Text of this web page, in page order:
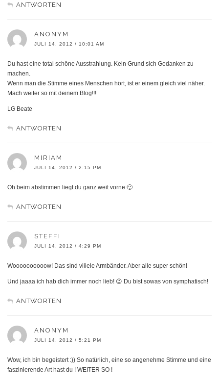
ANTWORTEN
ANONYM
JULI 14, 2012 / 10:01 AM
Du hast eine total schöne Ausstrahlung. Kein Grund sich Gedanken zu
machen.
Wenn man die Stimme eines Menschen hört, ist er einem gleich viel näher.
Mach weiter so mit deinem Blog!!!
LG Beate
ANTWORTEN
MIRIAM
JULI 14, 2012 / 2:15 PM
Oh beim abstimmen liegt du ganz weit vorne 🙂
ANTWORTEN
STEFFI
JULI 14, 2012 / 4:29 PM
Woooooooooow! Das sind viiiele Armbänder. Aber alle super schön!
Und jaaaa ich hab dich immer noch lieb! 😉 Du bist sowas von symphatisch!
ANTWORTEN
ANONYM
JULI 14, 2012 / 5:21 PM
Wow, ich bin begeistert :)) So natürlich, eine so angenehme Stimme und eine
faszinierende Art hast du ! WEITER SO !